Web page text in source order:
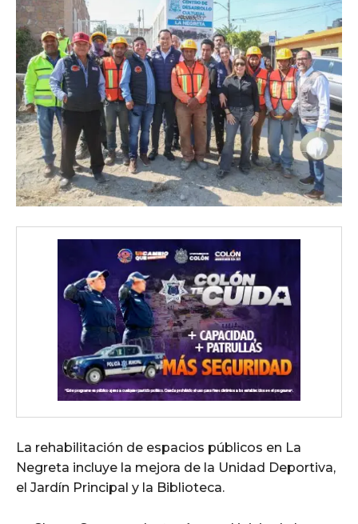
La rehabilitación de espacios públicos en La
Negreta incluye la mejora de la Unidad Deportiva,
el Jardín Principal y la Biblioteca.